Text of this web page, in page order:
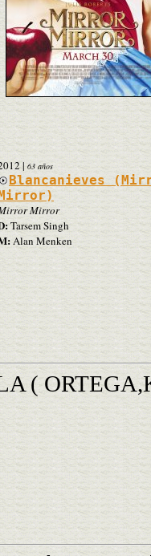
| 63 años
Blancanieves
Mirror
Tarsem Singh
Alan Menken
(